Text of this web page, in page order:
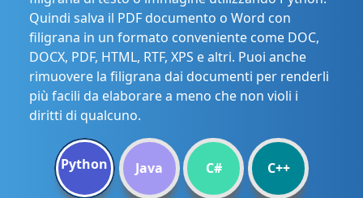
Quindi salva il PDF documento o Word con
filigrana in un formato conveniente come DOC,
DOCX, PDF, HTML, RTF, XPS e altri. Puoi anche
rimuovere la filigrana dai documenti per renderli
più facili da elaborare a meno che non violi i
diritti di qualcuno.
Python Java C# C++